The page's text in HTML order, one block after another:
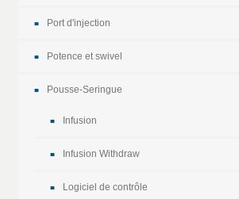
Port d'injection
Potence et swivel
Pousse-Seringue
Infusion
Infusion Withdraw
Logiciel de contrôle